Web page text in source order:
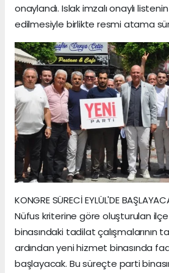
onaylandı. Islak imzalı onaylı
edilmesiyle birlikte resmi atama
KONGRE SÜRECİ EYLÜL'DE
Nüfus kriterine göre oluşturulan
binasındaki tadilat çalışmalarının
ardından yeni hizmet binasında
başlayacak. Bu süreçte parti